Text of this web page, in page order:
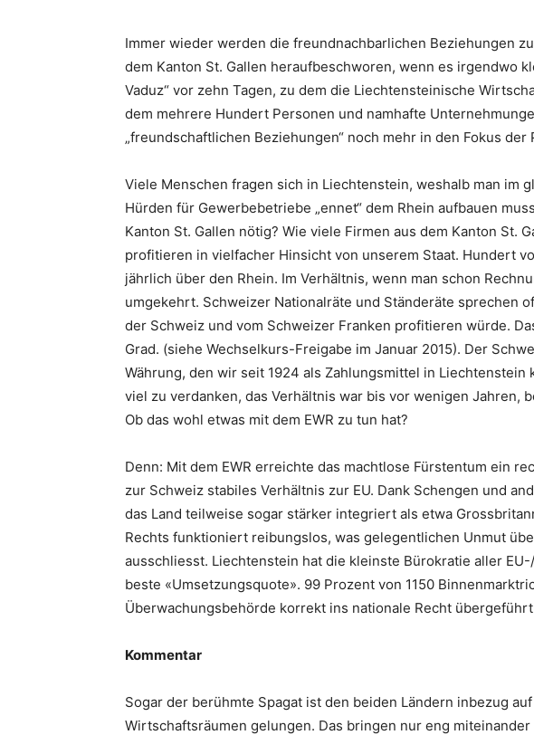
Immer wieder werden die freundnachbarlichen Beziehungen
dem Kanton St. Gallen heraufbeschworen, wenn es irgendwo
Vaduz“ vor zehn Tagen, zu dem die Liechtensteinische
dem mehrere Hundert Personen und namhafte
„freundschaftlichen Beziehungen“ noch mehr in den Fokus der
Viele Menschen fragen sich in Liechtenstein, weshalb man im
Hürden für Gewerbebetriebe „ennet“ dem Rhein aufbauen
Kanton St. Gallen nötig? Wie viele Firmen aus dem Kanton St.
profitieren in vielfacher Hinsicht von unserem Staat. Hundert
jährlich über den Rhein. Im Verhältnis, wenn man schon
umgekehrt. Schweizer Nationalräte und Ständeräte sprechen
der Schweiz und vom Schweizer Franken profitieren würde.
Grad. (siehe Wechselkurs-Freigabe im Januar 2015). Der
Währung, den wir seit 1924 als Zahlungsmittel in Liechtenstein
viel zu verdanken, das Verhältnis war bis vor wenigen Jahren,
Ob das wohl etwas mit dem EWR zu tun hat?
Denn: Mit dem EWR erreichte das machtlose Fürstentum ein
zur Schweiz stabiles Verhältnis zur EU. Dank Schengen und
das Land teilweise sogar stärker integriert als etwa
Rechts funktioniert reibungslos, was gelegentlichen Unmut
ausschliesst. Liechtenstein hat die kleinste Bürokratie aller
beste «Umsetzungsquote». 99 Prozent von 1150
Überwachungsbehörde korrekt ins nationale Recht
Kommentar
Sogar der berühmte Spagat ist den beiden Ländern inbezug
Wirtschaftsräumen gelungen. Das bringen nur eng